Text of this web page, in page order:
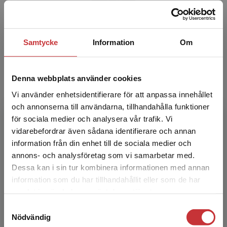
Samtycke Information Om
Denna webbplats använder cookies
Vi använder enhetsidentifierare för att anpassa innehållet
och annonserna till användarna, tillhandahålla funktioner
för sociala medier och analysera vår trafik. Vi
vidarebefordrar även sådana identifierare och annan
information från din enhet till de sociala medier och
annons- och analysföretag som vi samarbetar med.
Dessa kan i sin tur kombinera informationen med annan
information som du har tillhandahållit eller som de har
Nödvändig
Begränsad fraktregion
Det verkar som att du besöker
studentlitteratur.se via en enhet utanför Sverige.
Vi erbjuder inte leveranser utanför Sverige. För
att kunna slutföra ett köp måste
Roberto Scaramuzzino
Roberto Scaramuzzino är docent i socialt
Hans forskning handlar om välfärdsstatliga
förändringar och...
Malin Arvidson är docent i socialt arbete vid